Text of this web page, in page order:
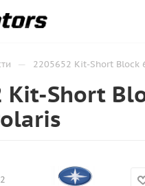
— 2205652 Kit-Short Block
Kit-Short